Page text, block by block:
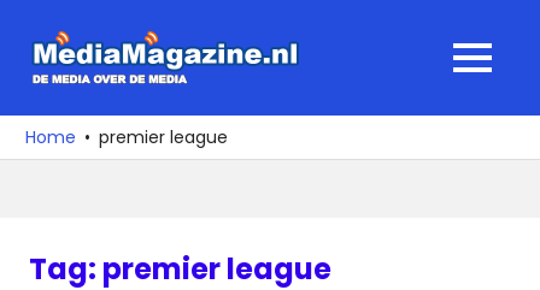
naar
media
over
MENU
Home premier league
Tag: premier league